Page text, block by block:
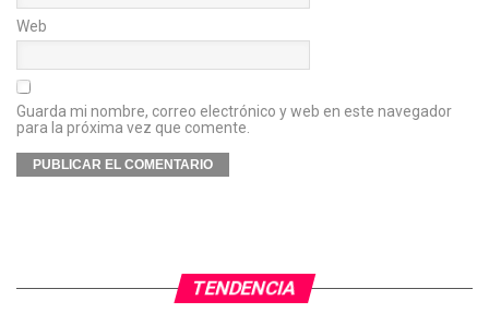
Web
Guarda mi nombre, correo electrónico y web en este navegador
para la próxima vez que comente.
TENDENCIA